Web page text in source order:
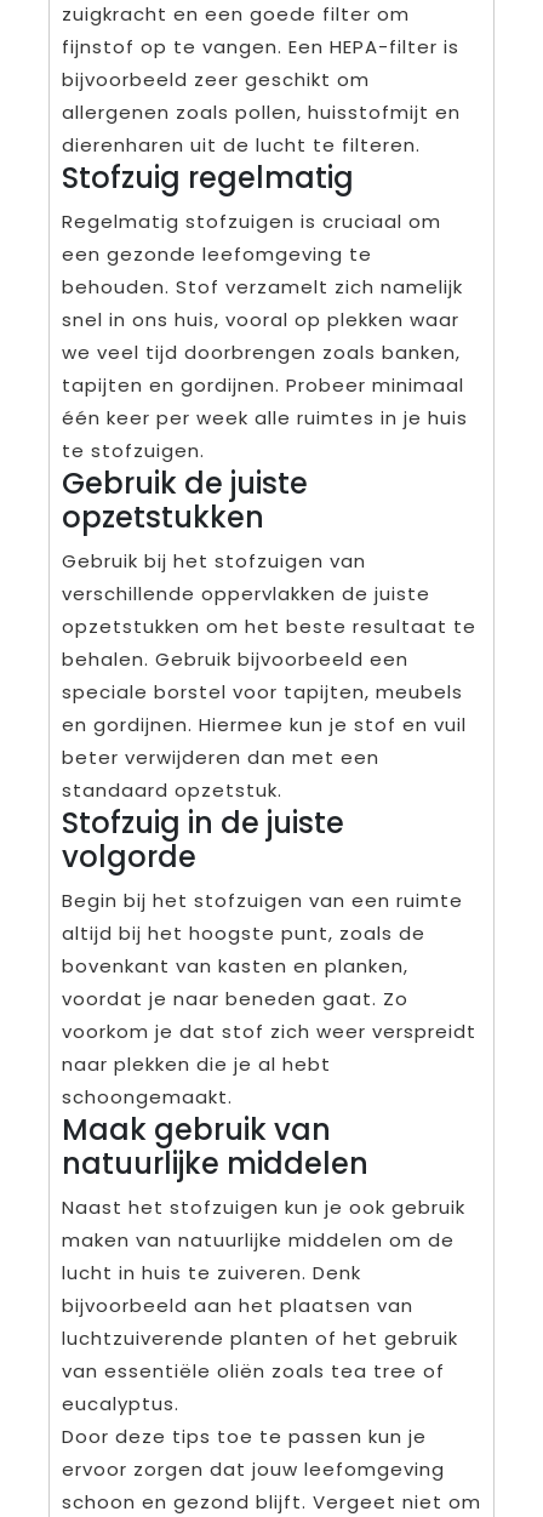
zuigkracht en een goede filter om
fijnstof op te vangen. Een HEPA-filter is
bijvoorbeeld zeer geschikt om
allergenen zoals pollen, huisstofmijt en
dierenharen uit de lucht te filteren.
Stofzuig regelmatig
Regelmatig stofzuigen is cruciaal om
een gezonde leefomgeving te
behouden. Stof verzamelt zich namelijk
snel in ons huis, vooral op plekken waar
we veel tijd doorbrengen zoals banken,
tapijten en gordijnen. Probeer minimaal
één keer per week alle ruimtes in je huis
te stofzuigen.
Gebruik de juiste
opzetstukken
Gebruik bij het stofzuigen van
verschillende oppervlakken de juiste
opzetstukken om het beste resultaat te
behalen. Gebruik bijvoorbeeld een
speciale borstel voor tapijten, meubels
en gordijnen. Hiermee kun je stof en vuil
beter verwijderen dan met een
standaard opzetstuk.
Stofzuig in de juiste
volgorde
Begin bij het stofzuigen van een ruimte
altijd bij het hoogste punt, zoals de
bovenkant van kasten en planken,
voordat je naar beneden gaat. Zo
voorkom je dat stof zich weer verspreidt
naar plekken die je al hebt
schoongemaakt.
Maak gebruik van
natuurlijke middelen
Naast het stofzuigen kun je ook gebruik
maken van natuurlijke middelen om de
lucht in huis te zuiveren. Denk
bijvoorbeeld aan het plaatsen van
luchtzuiverende planten of het gebruik
van essentiële oliën zoals tea tree of
eucalyptus.
Door deze tips toe te passen kun je
ervoor zorgen dat jouw leefomgeving
schoon en gezond blijft. Vergeet niet om